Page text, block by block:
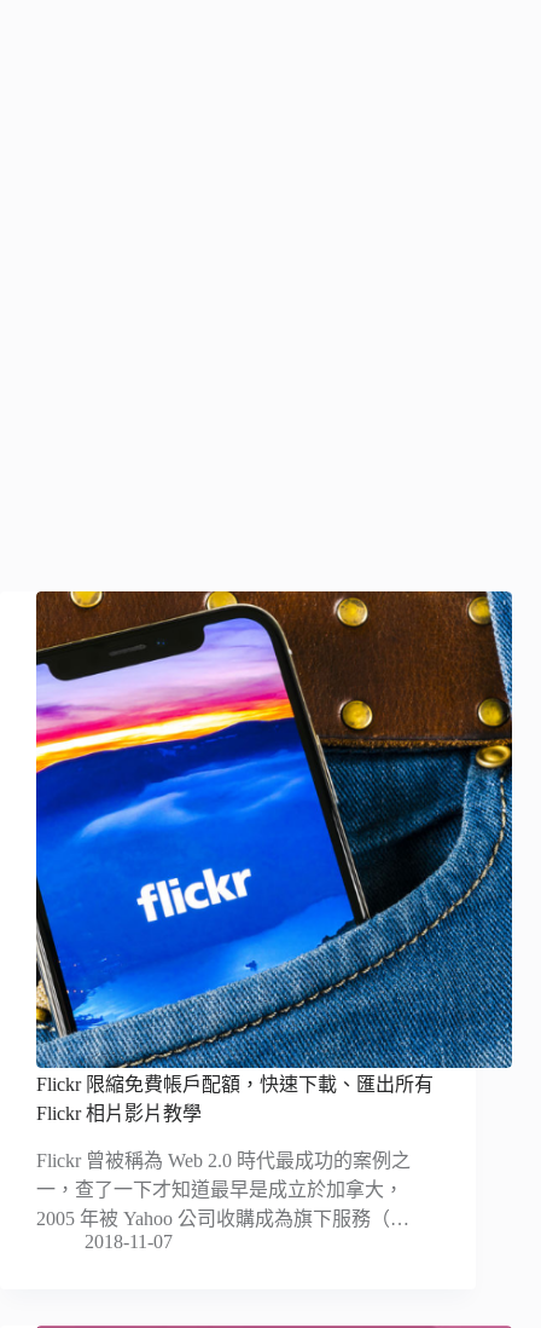
Flickr 限縮免費帳戶配額，快速下載、匯出所有
Flickr 相片影片教學
Flickr 曾被稱為 Web 2.0 時代最成功的案例之
一，查了一下才知道最早是成立於加拿大，
2005 年被 Yahoo 公司收購成為旗下服務（…
2018-11-07